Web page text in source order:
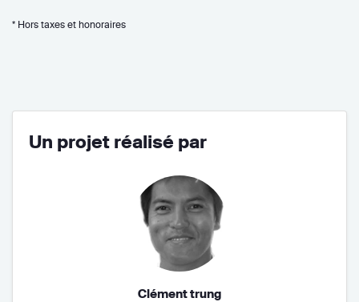
* Hors taxes et honoraires
Un projet réalisé par
Clément trung